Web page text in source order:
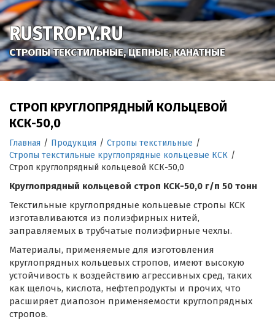
RUSTROPY.RU
СТРОПЫ ТЕКСТИЛЬНЫЕ, ЦЕПНЫЕ, КАНАТНЫЕ
СТРОП КРУГЛОПРЯДНЫЙ КОЛЬЦЕВОЙ
КСК-50,0
Главная / Продукция / Стропы текстильные /
Стропы текстильные круглопрядные кольцевые КСК /
Строп круглопрядный кольцевой КСК-50,0
Круглопрядный кольцевой строп КСК-50,0 г/п 50 тонн
Текстильные круглопрядные кольцевые стропы КСК
изготавливаются из полиэфирных нитей,
заправляемых в трубчатые полиэфирные чехлы.
Материалы, применяемые для изготовления
круглопрядных кольцевых стропов, имеют высокую
устойчивость к воздействию агрессивных сред, таких
как щелочь, кислота, нефтепродукты и прочих, что
расширяет диапозон применяемости круглопрядных
стропов.